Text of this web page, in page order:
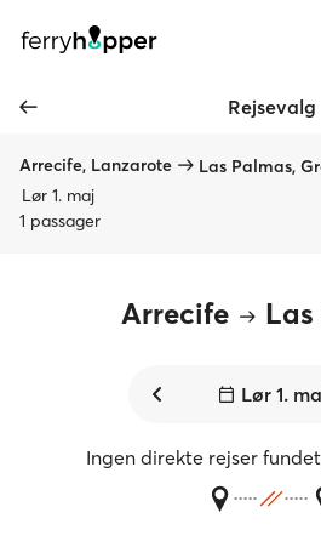
Rejsevalg
Arrecife, Lanzarote
Las Palmas,
Lør 1. maj
1 passager
Arrecife
Lør 1.
Ingen direkte rejser